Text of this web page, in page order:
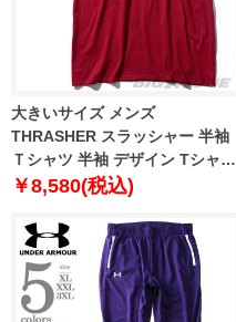
大きいサイズ メンズ
THRASHER スラッシャー 半袖
Ｔシャツ 半袖 デザイン Tシャツ
USA 直輸入 311172
￥8,580(税込)